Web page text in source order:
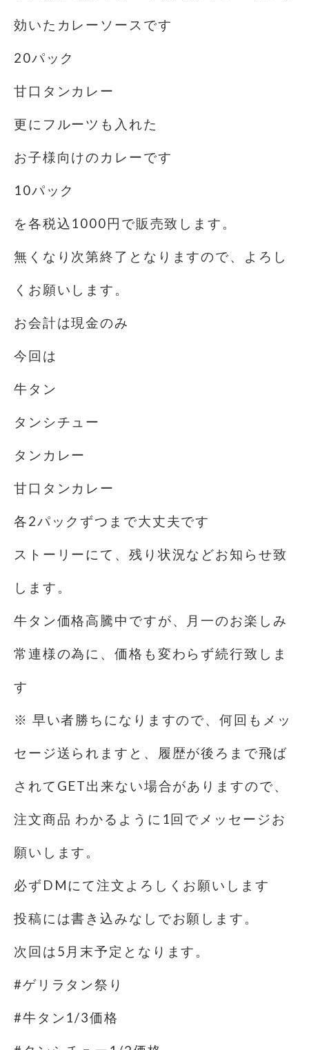
効いたカレーソースです
20パック
甘口タンカレー
更にフルーツも入れた
お子様向けのカレーです
10パック
を各税込1000円で販売致します。
無くなり次第終了となりますので、よろし
くお願いします。
お会計は現金のみ️
今回は
牛タン
タンシチュー
タンカレー
甘口タンカレー
各2パックずつまで大丈夫です
ストーリーにて、残り状況などお知らせ致
します。
牛タン価格高騰中ですが、月一のお楽しみ
常連様の為に、価格も変わらず続行致しま
す️
※ 早い者勝ちになりますので、何回もメッ
セージ送られますと、履歴が後ろまで飛ば
されてGET出来ない場合がありますので、
注文商品 わかるように1回でメッセージお
願いします。
必ずDMにて注文よろしくお願いします
投稿には書き込みなしでお願します。
次回は5月末予定となります。
#ゲリラタン祭り
#牛タン1/3価格